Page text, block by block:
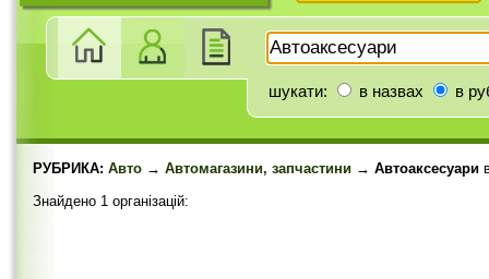
шукати: в назвах в
РУБРИКА: Авто → Автомагазини, запчастини → Автоаксесуари
Знайдено 1 організацій: